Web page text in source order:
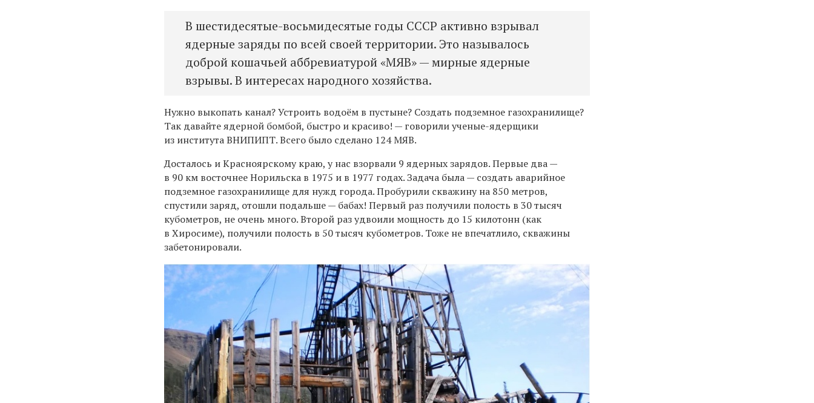
В шестидесятые-восьмидесятые годы СССР активно взрывал
ядерные заряды по всей своей территории. Это называлось
доброй кошачьей аббревиатурой «МЯВ» — мирные ядерные
взрывы. В интересах народного хозяйства.
Нужно выкопать канал? Устроить водоём в пустыне? Создать подземное газохранилище?
Так давайте ядерной бомбой, быстро и красиво! — говорили ученые-ядерщики
из института ВНИПИПТ. Всего было сделано 124 МЯВ.
Досталось и Красноярскому краю, у нас взорвали 9 ядерных зарядов. Первые два —
в 90 км восточнее Норильска в 1975 и в 1977 годах. Задача была — создать аварийное
подземное газохранилище для нужд города. Пробурили скважину на 850 метров,
спустили заряд, отошли подальше — бабах! Первый раз получили полость в 30 тысяч
кубометров, не очень много. Второй раз удвоили мощность до 15 килотонн (как
в Хиросиме), получили полость в 50 тысяч кубометров. Тоже не впечатлило, скважины
забетонировали.